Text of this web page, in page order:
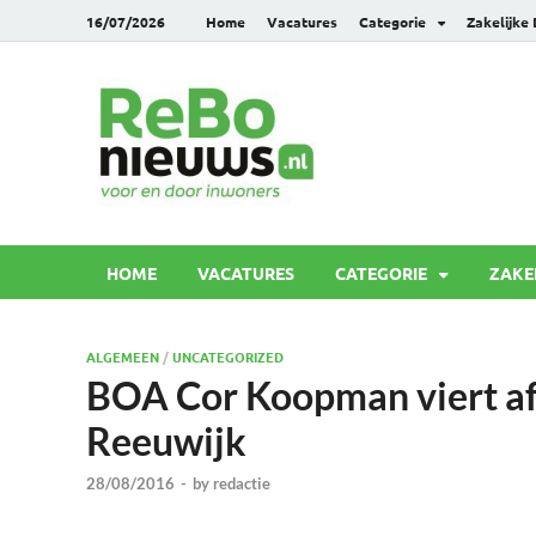
16/07/2026 Home Vacatures Categorie Zakelijke
HOME VACATURES CATEGORIE
ALGEMEEN /UNCATEGORIZED
BOA Cor Koopman viert
Reeuwijk
28/08/2016 - by redactie